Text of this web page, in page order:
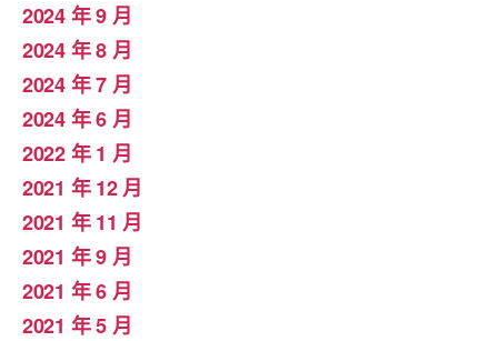
2024 年 9 月
2024 年 8 月
2024 年 7 月
2024 年 6 月
2022 年 1 月
2021 年 12 月
2021 年 11 月
2021 年 9 月
2021 年 6 月
2021 年 5 月